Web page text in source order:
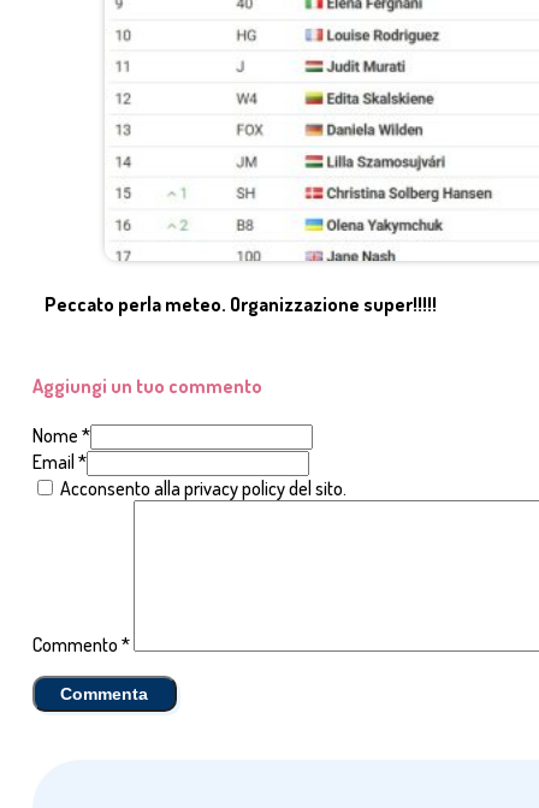
Peccato perla meteo. Organizzazione super!!!!!
Aggiungi un tuo commento
Nome *
Email *
Acconsento alla privacy policy del sito.
Commento *